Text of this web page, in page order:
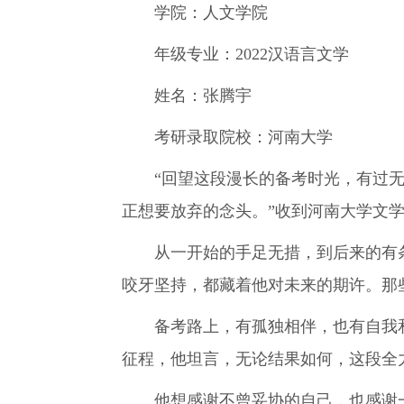
学院：人文学院
年级专业：2022汉语言文学
姓名：张腾宇
考研录取院校：河南大学
“回望这段漫长的备考时光，有过无
正想要放弃的念头。”收到河南大学文
从一开始的手足无措，到后来的有
咬牙坚持，都藏着他对未来的期许。
备考路上，有孤独相伴，也有自我
征程，他坦言，无论结果如何，这段
他想感谢不曾妥协的自己，也感谢